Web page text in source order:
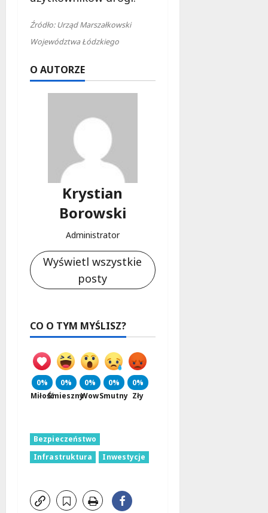
Źródło: Urząd Marszałkowski
Województwa Łódzkiego
O AUTORZE
Krystian
Borowski
Administrator
Wyświetl wszystkie
posty
CO O TYM MYŚLISZ?
0%
Miłość
0%
Śmieszny
0%
Wow
0%
Smutny
0%
Zły
Bezpieczeństwo
Infrastruktura
Inwestycje